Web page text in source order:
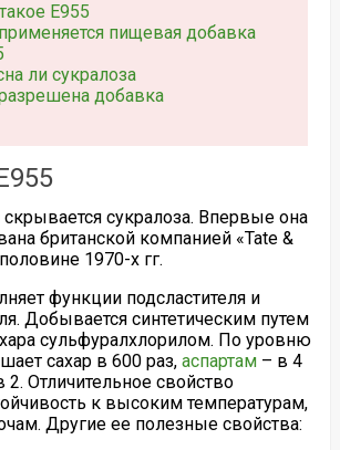
Е955
пищевая добавка
ли сукралоза
добавка
сукралоза. Впервые она
британской компанией «Tate &
1970-х гг.
функции подсластителя и
Добывается синтетическим путем
сульфуралхлорилом. По уровню
сахар в 600 раз, аспартам– в 4
Отличительное свойство
к высоким температурам,
Другие ее полезные свойства: